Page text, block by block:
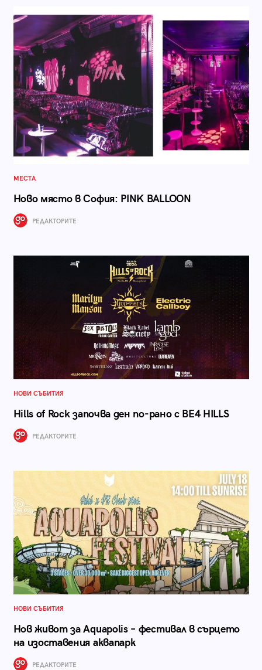
МЕСТА
Ново място в София: PINK BALLOON
РЕДАКТОРИТЕ
НОВИ СЪБИТИЯ
Hills of Rock започва ден по-рано с BE4 HILLS
РЕДАКТОРИТЕ
НОВИ СЪБИТИЯ
Нов живот за Aquapolis – фестивал в сърцето
на изоставения аквапарк
РЕДАКТОРИТЕ